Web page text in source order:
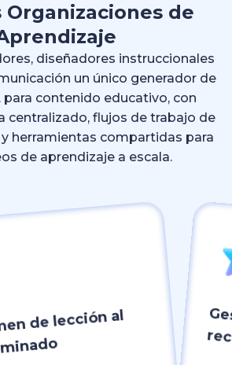
Organizaciones de
diseñadores instruccionales
un único generador de
para contenido educativo, con
centralizado, flujos de trabajo de
herramientas compartidas para
de aprendizaje a escala.
de lección al